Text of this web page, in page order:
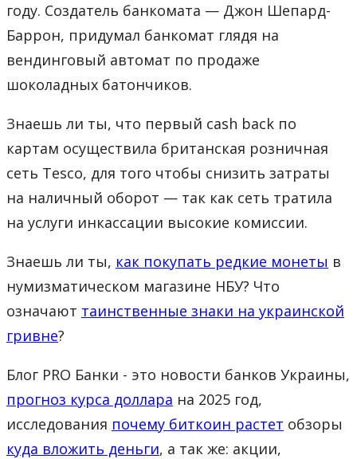
году. Создатель банкомата — Джон Шепард-
Баррон, придумал банкомат глядя на
вендинговый автомат по продаже
шоколадных батончиков.
Знаешь ли ты, что первый cash back по
картам осуществила британская розничная
сеть Tesco, для того чтобы снизить затраты
на наличный оборот — так как сеть тратила
на услуги инкассации высокие комиссии.
Знаешь ли ты, как покупать редкие монеты в
нумизматическом магазине НБУ? Что
означают таинственные знаки на украинской
гривне?
Блог PRO Банки - это новости банков Украины,
прогноз курса доллара на 2025 год,
исследования почему биткоин растет обзоры
куда вложить деньги, а так же: акции,